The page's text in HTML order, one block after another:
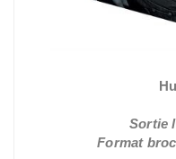
Sortie
Format